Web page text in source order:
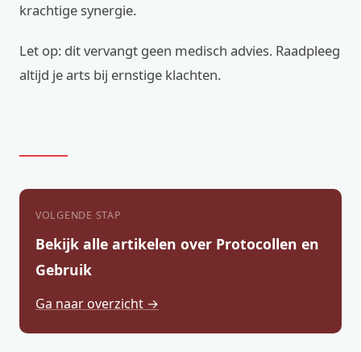
krachtige synergie.
Let op: dit vervangt geen medisch advies. Raadpleeg
altijd je arts bij ernstige klachten.
VOLGENDE STAP
Bekijk alle artikelen over Protocollen en
Gebruik
Ga naar overzicht →